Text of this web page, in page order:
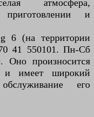
атмосфера,
и
6 (на территории
41 550101. Пн-Сб
Оно произносится
и имеет широкий
его